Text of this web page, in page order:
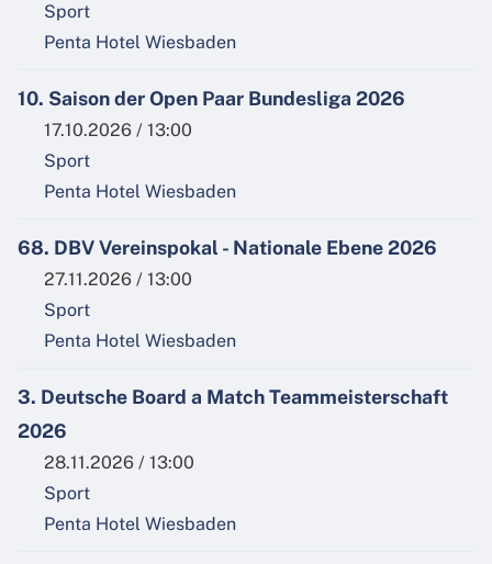
Sport
Penta Hotel Wiesbaden
10. Saison der Open Paar Bundesliga 2026
17.10.2026 / 13:00
Sport
Penta Hotel Wiesbaden
68. DBV Vereinspokal - Nationale Ebene 2026
27.11.2026 / 13:00
Sport
Penta Hotel Wiesbaden
3. Deutsche Board a Match Teammeisterschaft
2026
28.11.2026 / 13:00
Sport
Penta Hotel Wiesbaden